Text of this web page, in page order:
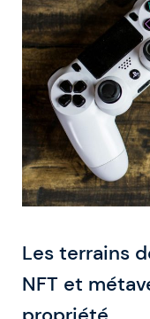
Les terrains
NFT et